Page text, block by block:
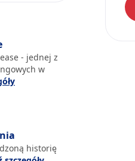
- jednej z
w
historię